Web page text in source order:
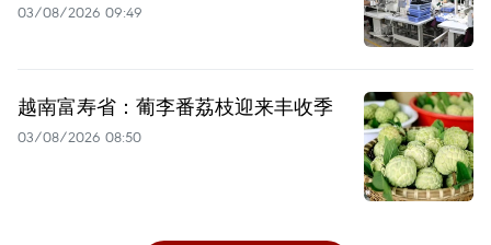
03/08/2026 09:49
越南富寿省：葡李番荔枝迎来丰收季
03/08/2026 08:50